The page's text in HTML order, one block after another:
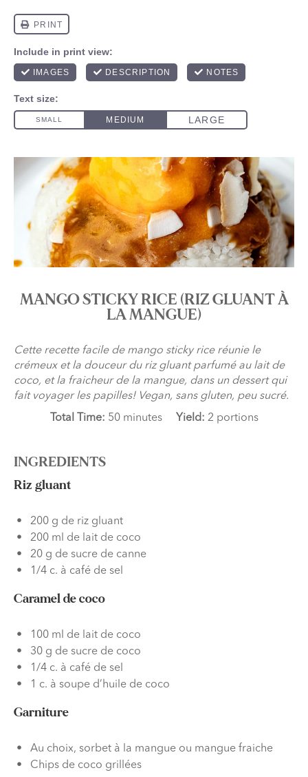
MANGO STICKY RICE (RIZ GLUANT À
LA MANGUE)
Cette recette facile de mango sticky rice réunie le
crémeux et la douceur du riz gluant parfumé au lait de
coco, et la fraicheur de la mangue, dans un dessert qui
fait voyager les papilles! Vegan, sans gluten, peu sucré.
Total Time: 50 minutes Yield: 2 portions
INGREDIENTS
Riz gluant
200 g de riz gluant
200 ml de lait de coco
20 g de sucre de canne
1/4 c. à café de sel
Caramel de coco
100 ml de lait de coco
30 g de sucre de coco
1/4 c. à café de sel
1 c. à soupe d’huile de coco
Garniture
Au choix, sorbet à la mangue ou mangue fraiche
Chips de coco grillées